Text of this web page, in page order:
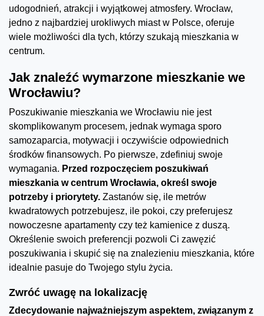
udogodnień, atrakcji i wyjątkowej atmosfery. Wrocław,
jedno z najbardziej urokliwych miast w Polsce, oferuje
wiele możliwości dla tych, którzy szukają mieszkania w
centrum.
Jak znaleźć wymarzone mieszkanie we
Wrocławiu?
Poszukiwanie mieszkania we Wrocławiu nie jest
skomplikowanym procesem, jednak wymaga sporo
samozaparcia, motywacji i oczywiście odpowiednich
środków finansowych. Po pierwsze, zdefiniuj swoje
wymagania. Przed rozpoczęciem poszukiwań
mieszkania w centrum Wrocławia, określ swoje
potrzeby i priorytety. Zastanów się, ile metrów
kwadratowych potrzebujesz, ile pokoi, czy preferujesz
nowoczesne apartamenty czy też kamienice z duszą.
Określenie swoich preferencji pozwoli Ci zawęzić
poszukiwania i skupić się na znalezieniu mieszkania, które
idealnie pasuje do Twojego stylu życia.
Zwróć uwagę na lokalizację
Zdecydowanie najważniejszym aspektem, związanym z